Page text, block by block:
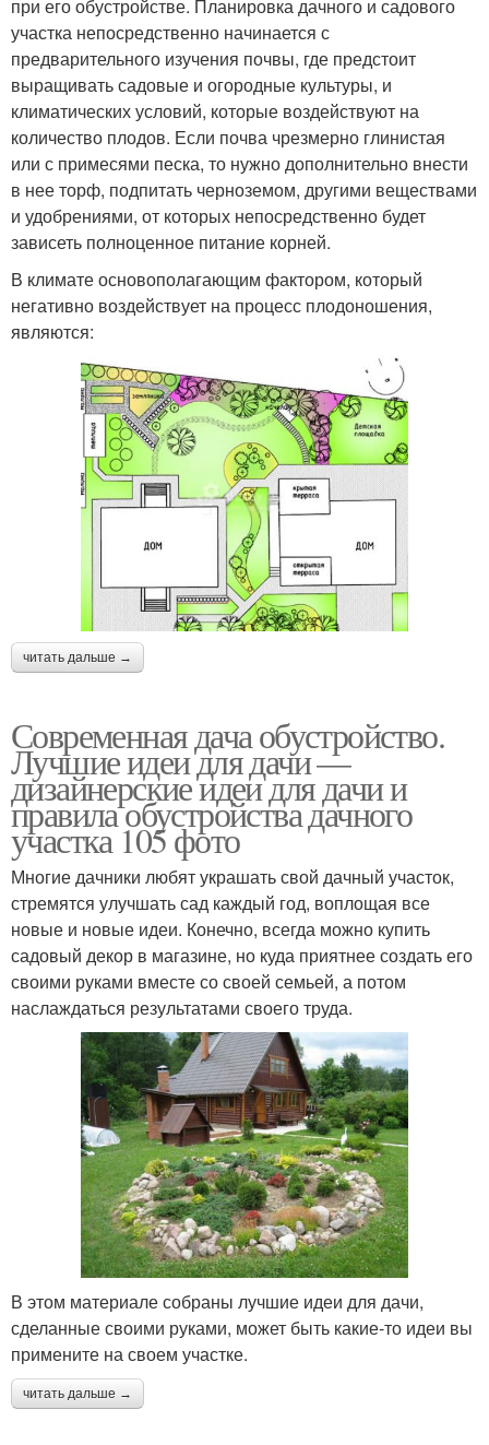
при его обустройстве. Планировка дачного и садового
участка непосредственно начинается с
предварительного изучения почвы, где предстоит
выращивать садовые и огородные культуры, и
климатических условий, которые воздействуют на
количество плодов. Если почва чрезмерно глинистая
или с примесями песка, то нужно дополнительно внести
в нее торф, подпитать черноземом, другими веществами
и удобрениями, от которых непосредственно будет
зависеть полноценное питание корней.
В климате основополагающим фактором, который
негативно воздействует на процесс плодоношения,
являются:
читать дальше →
Современная дача обустройство.
Лучшие идеи для дачи —
дизайнерские идеи для дачи и
правила обустройства дачного
участка 105 фото
Многие дачники любят украшать свой дачный участок,
стремятся улучшать сад каждый год, воплощая все
новые и новые идеи. Конечно, всегда можно купить
садовый декор в магазине, но куда приятнее создать его
своими руками вместе со своей семьей, а потом
наслаждаться результатами своего труда.
В этом материале собраны лучшие идеи для дачи,
сделанные своими руками, может быть какие-то идеи вы
примените на своем участке.
читать дальше →